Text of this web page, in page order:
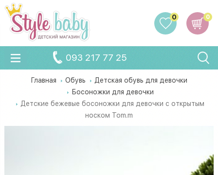
0
0
093 217 77 25
Главная Обувь
Детская обувь для девочки
Босоножки для девочки
Детские бежевые босоножки для девочки с открытым
носком Tom.m